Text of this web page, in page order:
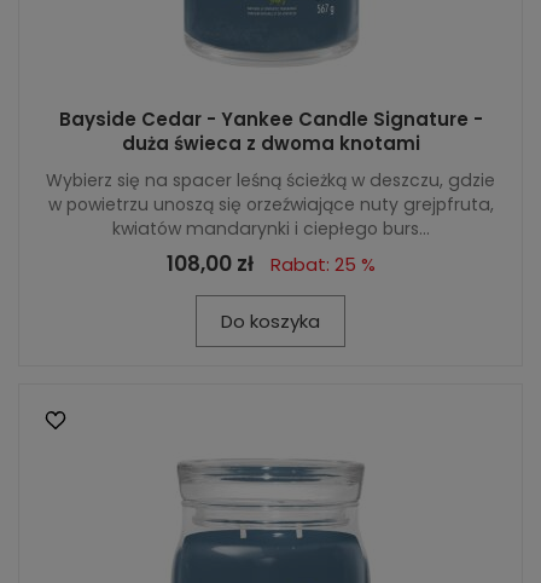
Bayside Cedar - Yankee Candle Signature -
duża świeca z dwoma knotami
Wybierz się na spacer leśną ścieżką w deszczu, gdzie
w powietrzu unoszą się orzeźwiające nuty grejpfruta,
kwiatów mandarynki i ciepłego burs...
108,00 zł Rabat: 25 %
Do koszyka